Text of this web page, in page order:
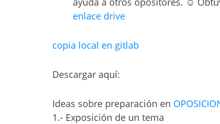
enlace drive
copia local en gitlab
Descargar aquí:
Ideas sobre preparación en
1.- Exposición de un tema